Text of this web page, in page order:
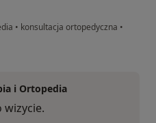
• konsultacja ortopedyczna •
i Ortopedia
wizycie.